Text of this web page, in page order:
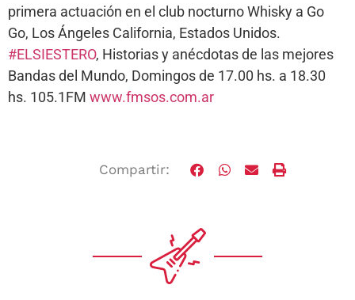
primera actuación en el club nocturno Whisky a Go
Go, Los Ángeles California, Estados Unidos.
#ELSIESTERO, Historias y anécdotas de las mejores
Bandas del Mundo, Domingos de 17.00 hs. a 18.30
hs. 105.1FM www.fmsos.com.ar
Compartir: